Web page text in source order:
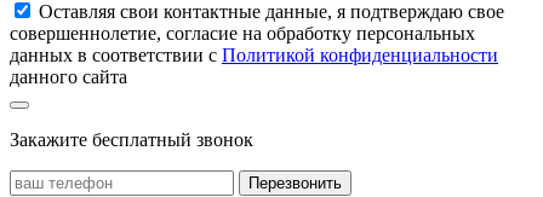
Оставляя свои контактные данные, я подтверждаю свое
совершеннолетие, согласие на обработку персональных
данных в соответствии с Политикой конфиденциальности
данного сайта
Закажите бесплатный звонок
Перезвонить